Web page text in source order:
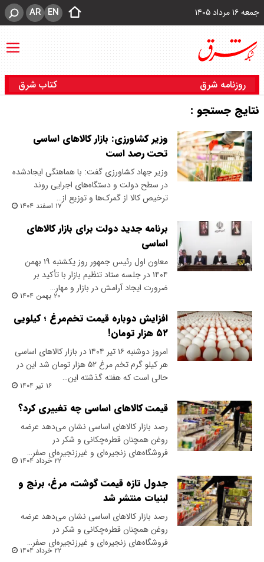
جمعه ۱۶ مرداد ۱۴۰۵ EN
AR
روزنامه شرق کتاب شرق
نتایج جستجو :
وزیر کشاورزی: بازار کالاهای اساسی
تحت رصد است
وزیر جهاد کشاورزی گفت: با هماهنگی ایجادشده
در سطح دولت و دستگاه‌های اجرایی روند
ترخیص کالا از گمرک‌ها و توزیع از…
۱۷ اسفند ۱۴۰۴
برنامه جدید دولت برای بازار کالاهای
اساسی
معاون اول رئیس جمهور روز یکشنبه ۱۹ بهمن
۱۴۰۴ در جلسه ستاد تنظیم بازار با تأکید بر
ضرورت ایجاد آرامش در بازار و مهار…
۲۰ بهمن ۱۴۰۴
افزایش دوباره قیمت تخم‌مرغ ؛ کیلویی
۵۲ هزار تومان!
امروز دوشنبه ۱۶ تیر ۱۴۰۴ در بازار کالاهای اساسی
هر کیلو گرم تخم مرغ ۵۲ هزار تومان شد این در
حالی است که هفته گذشته این…
۱۶ تیر ۱۴۰۴
قیمت کالاهای اساسی چه تغییری کرد؟
رصد بازار کالاهای اساسی نشان می‌دهد عرضه
روغن همچنان قطره‌چکانی و شکر در
فروشگاه‌های زنجیره‌ای و غیرزنجیره‌ای صفر…
۲۲ خرداد ۱۴۰۴
جدول تازه قیمت گوشت، مرغ، برنج و
لبنیات منتشر شد
رصد بازار کالاهای اساسی نشان می‌دهد عرضه
روغن همچنان قطره‌چکانی و شکر در
فروشگاه‌های زنجیره‌ای و غیرزنجیره‌ای صفر…
۲۲ خرداد ۱۴۰۴